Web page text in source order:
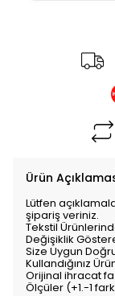
Ürün
Lütfen
şipariş veriniz.
Tekstil
Değişiklik
Size Uygun
Kullandığınız
Orijinal ihracat
Ölçüler (+1.-1